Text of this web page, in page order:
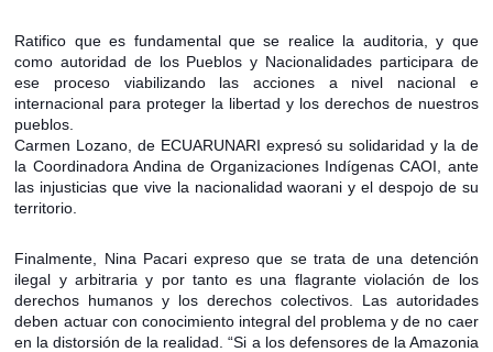
Ratifico que es fundamental que se realice la auditoria, y que
como autoridad de los Pueblos y Nacionalidades participara de
ese proceso viabilizando las acciones a nivel nacional e
internacional para proteger la libertad y los derechos de nuestros
pueblos.
Carmen Lozano, de ECUARUNARI expresó su solidaridad y la de
la Coordinadora Andina de Organizaciones Indígenas CAOI, ante
las injusticias que vive la nacionalidad waorani y el despojo de su
territorio.
Finalmente, Nina Pacari expreso que se trata de una detención
ilegal y arbitraria y por tanto es una flagrante violación de los
derechos humanos y los derechos colectivos. Las autoridades
deben actuar con conocimiento integral del problema y de no caer
en la distorsión de la realidad. “Si a los defensores de la Amazonia